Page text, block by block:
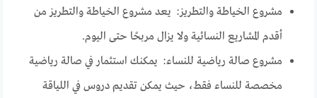
مشروع الخياطة والتطريز: يعد مشروع الخياطة والتطريز من
أقدم المشاريع النسائية ولا يزال مربحًا حتى اليوم.
مشروع صالة رياضية للنساء: يمكنك استثمار في صالة رياضية
مخصصة للنساء فقط، حيث يمكن تقديم دروس في اللياقة